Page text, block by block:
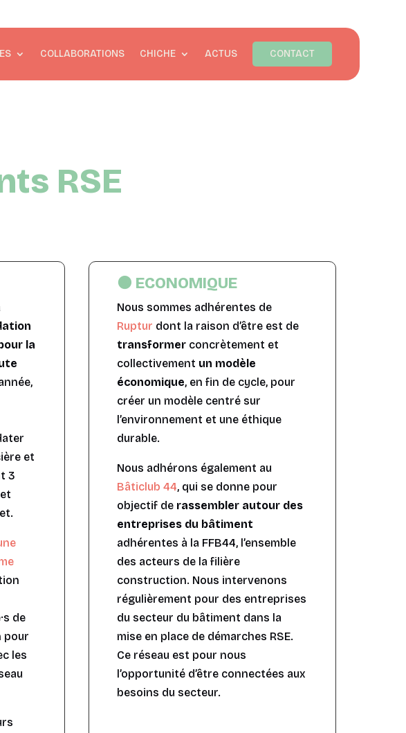
COLLABORATIONS CHICHE ACTUS CONTACT
RSE
la
et
3
de
pour
les
🟠 ECONOMIQUE
Nous sommes adhérentes de
Ruptur dont la raison d’être est de
transformer concrètement et
collectivement un modèle
économique, en fin de cycle, pour
créer un modèle centré sur
l’environnement et une éthique
durable.
Nous adhérons également au
Bâticlub 44, qui se donne pour
objectif de rassembler autour des
entreprises du bâtiment
adhérentes à la FFB44, l’ensemble
des acteurs de la filière
construction. Nous intervenons
régulièrement pour des entreprises
du secteur du bâtiment dans la
mise en place de démarches RSE.
Ce réseau est pour nous
l’opportunité d’être connectées aux
besoins du secteur.